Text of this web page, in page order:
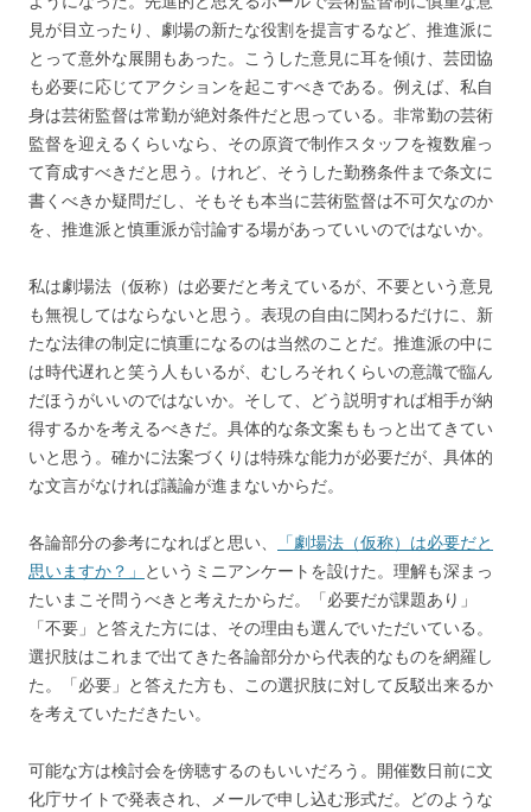
見が目立ったり、劇場の新たな役割を提言するなど、推進派に
とって意外な展開もあった。こうした意見に耳を傾け、芸団協
も必要に応じてアクションを起こすべきである。例えば、私自
身は芸術監督は常勤が絶対条件だと思っている。非常勤の芸術
監督を迎えるくらいなら、その原資で制作スタッフを複数雇っ
て育成すべきだと思う。けれど、そうした勤務条件まで条文に
書くべきか疑問だし、そもそも本当に芸術監督は不可欠なのか
を、推進派と慎重派が討論する場があっていいのではないか。
私は劇場法（仮称）は必要だと考えているが、不要という意見
も無視してはならないと思う。表現の自由に関わるだけに、新
たな法律の制定に慎重になるのは当然のことだ。推進派の中に
は時代遅れと笑う人もいるが、むしろそれくらいの意識で臨ん
だほうがいいのではないか。そして、どう説明すれば相手が納
得するかを考えるべきだ。具体的な条文案ももっと出てきてい
いと思う。確かに法案づくりは特殊な能力が必要だが、具体的
な文言がなければ議論が進まないからだ。
各論部分の参考になればと思い、
「劇場法（仮称）は必要だと
思いますか？」
というミニアンケートを設けた。理解も深まっ
たいまこそ問うべきと考えたからだ。「必要だが課題あり」
「不要」と答えた方には、その理由も選んでいただいている。
選択肢はこれまで出てきた各論部分から代表的なものを網羅し
た。「必要」と答えた方も、この選択肢に対して反駁出来るか
を考えていただきたい。
可能な方は検討会を傍聴するのもいいだろう。開催数日前に文
化庁サイトで発表され、メールで申し込む形式だ。どのような